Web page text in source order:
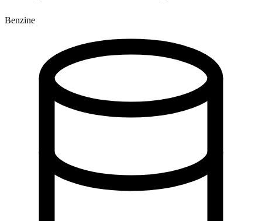
Benzine